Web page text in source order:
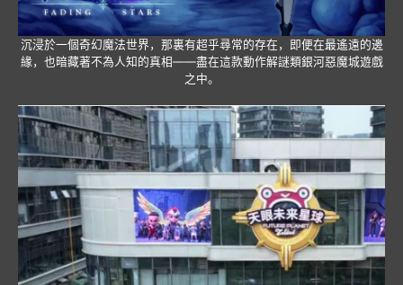
沉浸於一個奇幻魔法世界，那裏有超乎尋常的存在，即便在最遙遠的邊
緣，也暗藏著不為人知的真相——盡在這款動作解謎類銀河惡魔城遊戲
之中。